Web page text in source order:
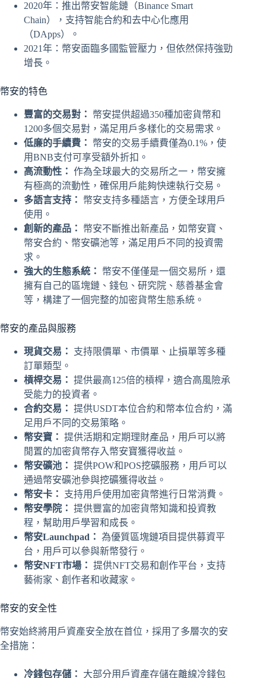
2020年：推出幣安智能鏈（Binance Smart
Chain），支持智能合約和去中心化應用
（DApps）。
2021年：幣安面臨多國監管壓力，但依然保持強勁
增長。
幣安的特色
豐富的交易對：
幣安提供超過350種加密貨幣和
1200多個交易對，滿足用戶多樣化的交易需求。
低廉的手續費：
幣安的交易手續費僅為0.1%，使
用BNB支付可享受額外折扣。
高流動性： 作為全球最大的交易所之一，幣安擁
有極高的流動性，確保用戶能夠快速執行交易。
多語言支持：
幣安支持多種語言，方便全球用戶
使用。
創新的產品：
幣安不斷推出新產品，如幣安寶、
幣安合約、幣安礦池等，滿足用戶不同的投資需
求。
強大的生態系統：
幣安不僅僅是一個交易所，還
擁有自己的區塊鏈、錢包、研究院、慈善基金會
等，構建了一個完整的加密貨幣生態系統。
幣安的產品與服務
現貨交易：
支持限價單、市價單、止損單等多種
訂單類型。
槓桿交易： 提供最高125倍的槓桿，適合高風險承
受能力的投資者。
合約交易： 提供USDT本位合約和幣本位合約，滿
足用戶不同的交易策略。
幣安寶： 提供活期和定期理財產品，用戶可以將
閒置的加密貨幣存入幣安寶獲得收益。
幣安礦池： 提供POW和POS挖礦服務，用戶可以
通過幣安礦池參與挖礦獲得收益。
幣安卡：
支持用戶使用加密貨幣進行日常消費。
幣安學院： 提供豐富的加密貨幣知識和投資教
程，幫助用戶學習和成長。
幣安Launchpad： 為優質區塊鏈項目提供募資平
台，用戶可以參與新幣發行。
幣安NFT市場： 提供NFT交易和創作平台，支持
藝術家、創作者和收藏家。
幣安的安全性
幣安始終將用戶資產安全放在首位，採用了多層次的安
全措施：
冷錢包存儲： 大部分用戶資產存儲在離線冷錢包